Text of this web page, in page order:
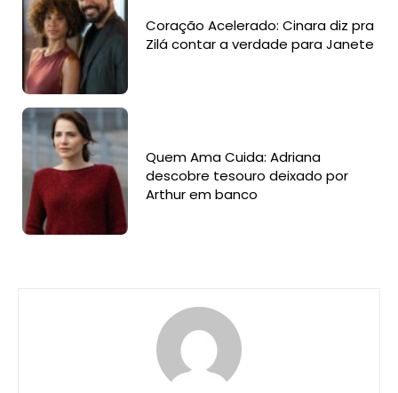
Coração Acelerado: Cinara diz pra
Zilá contar a verdade para Janete
Quem Ama Cuida: Adriana
descobre tesouro deixado por
Arthur em banco